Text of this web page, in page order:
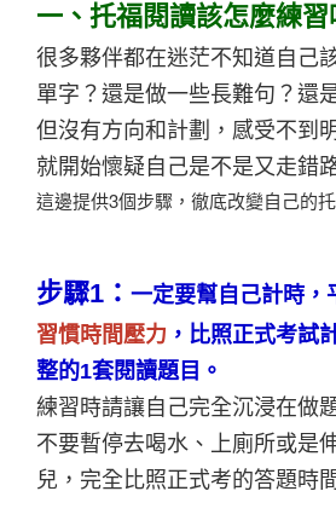
一、托福閱讀該怎麼練習
很多夥伴都在迷茫不知道自己
單字？還是做一些長難句？還
但沒有方向和計劃，感受不到
就開始懷疑自己是不是又走錯
這邊提供3個步驟，徹底改變自己的
步驟1： 一定要幫自己計時，
習慣時間壓力 ，比照正式考試
整的1套閱讀題目。
練習時請讓自己完全沉浸在做
不要暫停去喝水、上廁所或是
兒，完全比照正式考的答題時